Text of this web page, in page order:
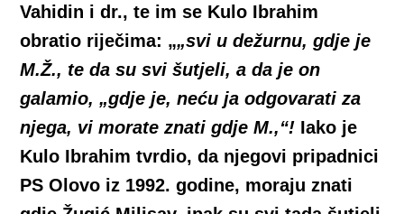
Vahidin i dr., te im se Kulo Ibrahim
obratio riječima: „„svi u dežurnu, gdje je
M.Ž., te da su svi šutjeli, a da je on
galamio, „gdje je, neću ja odgovarati za
njega, vi morate znati gdje M.,“! Iako je
Kulo Ibrahim tvrdio, da njegovi pripadnici
PS Olovo iz 1992. godine, moraju znati